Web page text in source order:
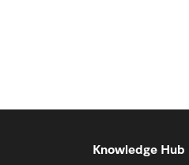
Knowledge Hub